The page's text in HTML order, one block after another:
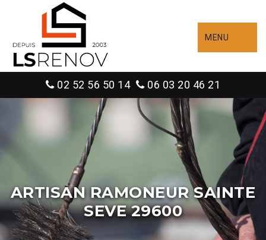
MENU
02 52 56 50 14 06 03 20 46 21
ARTISAN RAMONEUR SAINTE
SEVE 29600